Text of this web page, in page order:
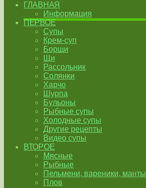
ГЛАВНАЯ
Информация
ПЕРВОЕ
Супы
Крем-суп
Борщи
Щи
Рассольник
Солянки
Харчо
Шурпа
Бульоны
Рыбные супы
Холодные супы
Другие рецепты
Видео супы
ВТОРОЕ
Мясные
Рыбные
Пельмени, вареники, манты
Плов